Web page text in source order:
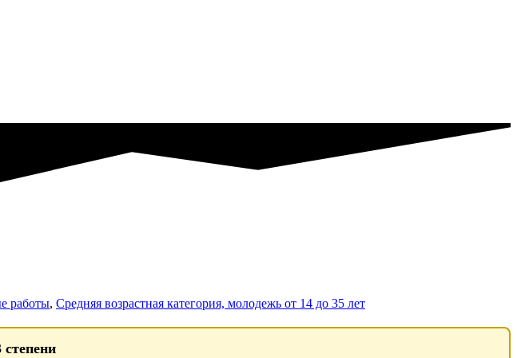
работы, Средняя возрастная категория, молодежь от 14 до 35 лет